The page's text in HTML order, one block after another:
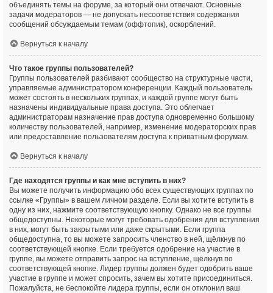
объединять темы на форуме, за который они отвечают. Основные
задачи модераторов — не допускать несоответствия содержания
сообщений обсуждаемым темам (оффтопик), оскорблений.
Вернуться к началу
Что такое группы пользователей?
Группы пользователей разбивают сообщество на структурные части,
управляемые администратором конференции. Каждый пользователь
может состоять в нескольких группах, и каждой группе могут быть
назначены индивидуальные права доступа. Это облегчает
администраторам назначение прав доступа одновременно большому
количеству пользователей, например, изменение модераторских прав
или предоставление пользователям доступа к приватным форумам.
Вернуться к началу
Где находятся группы и как мне вступить в них?
Вы можете получить информацию обо всех существующих группах по
ссылке «Группы» в вашем личном разделе. Если вы хотите вступить в
одну из них, нажмите соответствующую кнопку. Однако не все группы
общедоступны. Некоторые могут требовать одобрения для вступления
в них, могут быть закрытыми или даже скрытыми. Если группа
общедоступна, то вы можете запросить членство в ней, щёлкнув по
соответствующей кнопке. Если требуется одобрение на участие в
группе, вы можете отправить запрос на вступление, щёлкнув по
соответствующей кнопке. Лидер группы должен будет одобрить ваше
участие в группе и может спросить, зачем вы хотите присоединиться.
Пожалуйста, не беспокойте лидера группы, если он отклонил ваш